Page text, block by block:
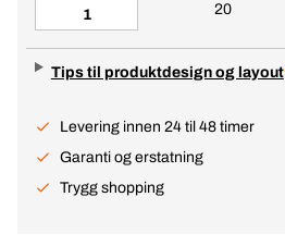
20
Tips til produktdesign og layout
Levering innen 24 til 48 timer
Garanti og erstatning
Trygg shopping